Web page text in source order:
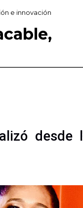
e innovación
desde